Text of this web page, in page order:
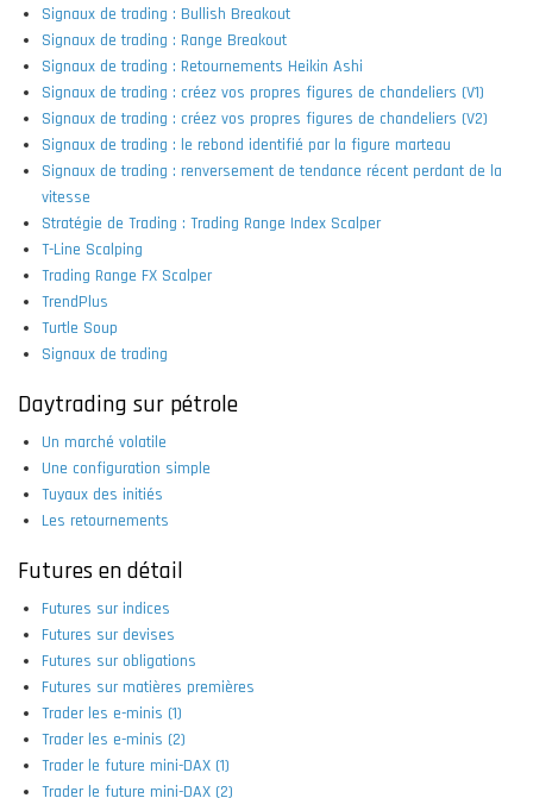
Signaux de trading : Bullish Breakout
Signaux de trading : Range Breakout
Signaux de trading : Retournements Heikin Ashi
Signaux de trading : créez vos propres figures de chandeliers (V1)
Signaux de trading : créez vos propres figures de chandeliers (V2)
Signaux de trading : le rebond identifié par la figure marteau
Signaux de trading : renversement de tendance récent perdant de la
vitesse
Stratégie de Trading : Trading Range Index Scalper
T-Line Scalping
Trading Range FX Scalper
TrendPlus
Turtle Soup
Signaux de trading
Daytrading sur pétrole
Un marché volatile
Une configuration simple
Tuyaux des initiés
Les retournements
Futures en détail
Futures sur indices
Futures sur devises
Futures sur obligations
Futures sur matières premières
Trader les e-minis (1)
Trader les e-minis (2)
Trader le future mini-DAX (1)
Trader le future mini-DAX (2)